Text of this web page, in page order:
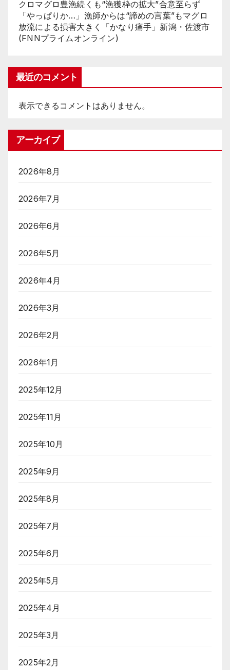
クロマグロ豊漁続くも“漁獲枠の拡大”合意至らず
「やっぱりか…」漁師からは“諦めの言葉”もマグロ
放流による損害大きく「かなり痛手」新潟・佐渡市
(FNNプライムオンライン)
最近のコメント
表示できるコメントはありません。
アーカイブ
2026年8月
2026年7月
2026年6月
2026年5月
2026年4月
2026年3月
2026年2月
2026年1月
2025年12月
2025年11月
2025年10月
2025年9月
2025年8月
2025年7月
2025年6月
2025年5月
2025年4月
2025年3月
2025年2月